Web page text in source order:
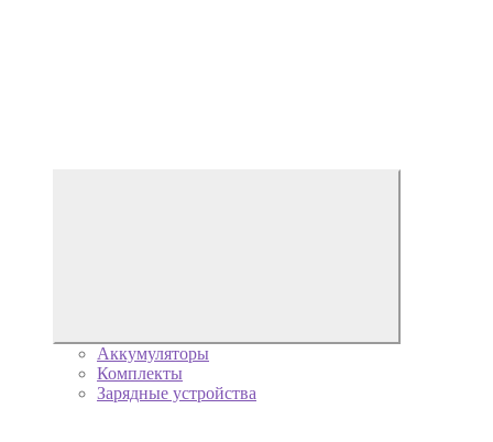
Аккумуляторы
Комплекты
Зарядные устройства